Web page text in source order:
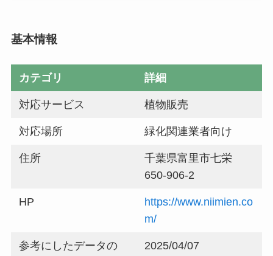
基本情報
カテゴリ 詳細
対応サービス 植物販売
対応場所 緑化関連業者向け
住所
千葉県富里市七栄
650-906-2
HP
https://www.niimien.co
m/
参考にしたデータの
2025/04/07